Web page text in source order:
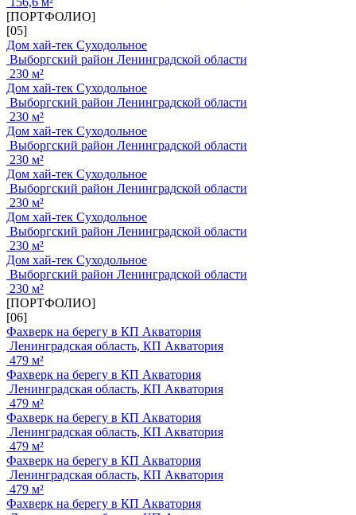
[ПОРТФОЛИО]
[05]
Дом хай-тек Суходольное
Выборгский район Ленинградской области
230 м²
Дом хай-тек Суходольное
Выборгский район Ленинградской области
230 м²
Дом хай-тек Суходольное
Выборгский район Ленинградской области
230 м²
Дом хай-тек Суходольное
Выборгский район Ленинградской области
230 м²
Дом хай-тек Суходольное
Выборгский район Ленинградской области
230 м²
Дом хай-тек Суходольное
Выборгский район Ленинградской области
230 м²
[ПОРТФОЛИО]
[06]
Фахверк на берегу в КП Акватория
Ленинградская область, КП Акватория
479 м²
Фахверк на берегу в КП Акватория
Ленинградская область, КП Акватория
479 м²
Фахверк на берегу в КП Акватория
Ленинградская область, КП Акватория
479 м²
Фахверк на берегу в КП Акватория
Ленинградская область, КП Акватория
479 м²
Фахверк на берегу в КП Акватория